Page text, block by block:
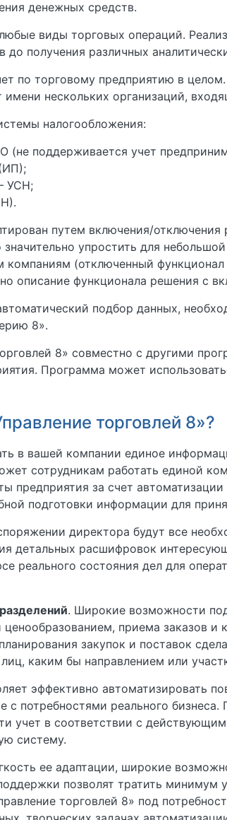
денежных средств.
виды торговых операций.
получения различных
по торговому предприятию в
нескольких организаций,
налогообложения:
поддерживается учет
УСН;
путем включения/отключения
упростить для
(отключенный
описание функционала решения с
подбор данных,
8».
8» совместно с другими
Программа может
торговлей 8»?
в вашей компании единое
сотрудникам работать единой
предприятия за счет
подготовки информации для
директора будут все
детальных расшифровок
реального состояния дел для
. Широкие возможности
приема заказов и
закупок и поставок
каким бы направлением или
эффективно автоматизировать
с потребностями реального
учет в соответствии с
систему.
ее адаптации, широкие
позволят тратить минимум
торговлей 8» под